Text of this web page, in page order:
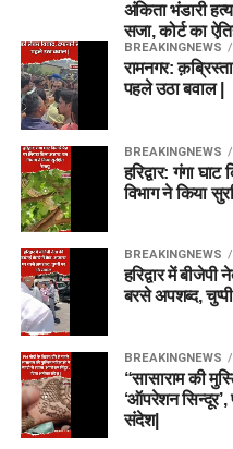
अंकिता भंडारी
सजा, कोर्ट का
BREAKINGNEWS
रामनगर:
पहले उठा बवाल |
BREAKINGNEWS
हरिद्वार: गंगा
विभाग ने किया
BREAKINGNEWS
हरिद्वार में
बरसे अपशब्द,
BREAKINGNEWS
“सासाराम की
‘ऑपरेशन सिन्दूर’,
संदेश|